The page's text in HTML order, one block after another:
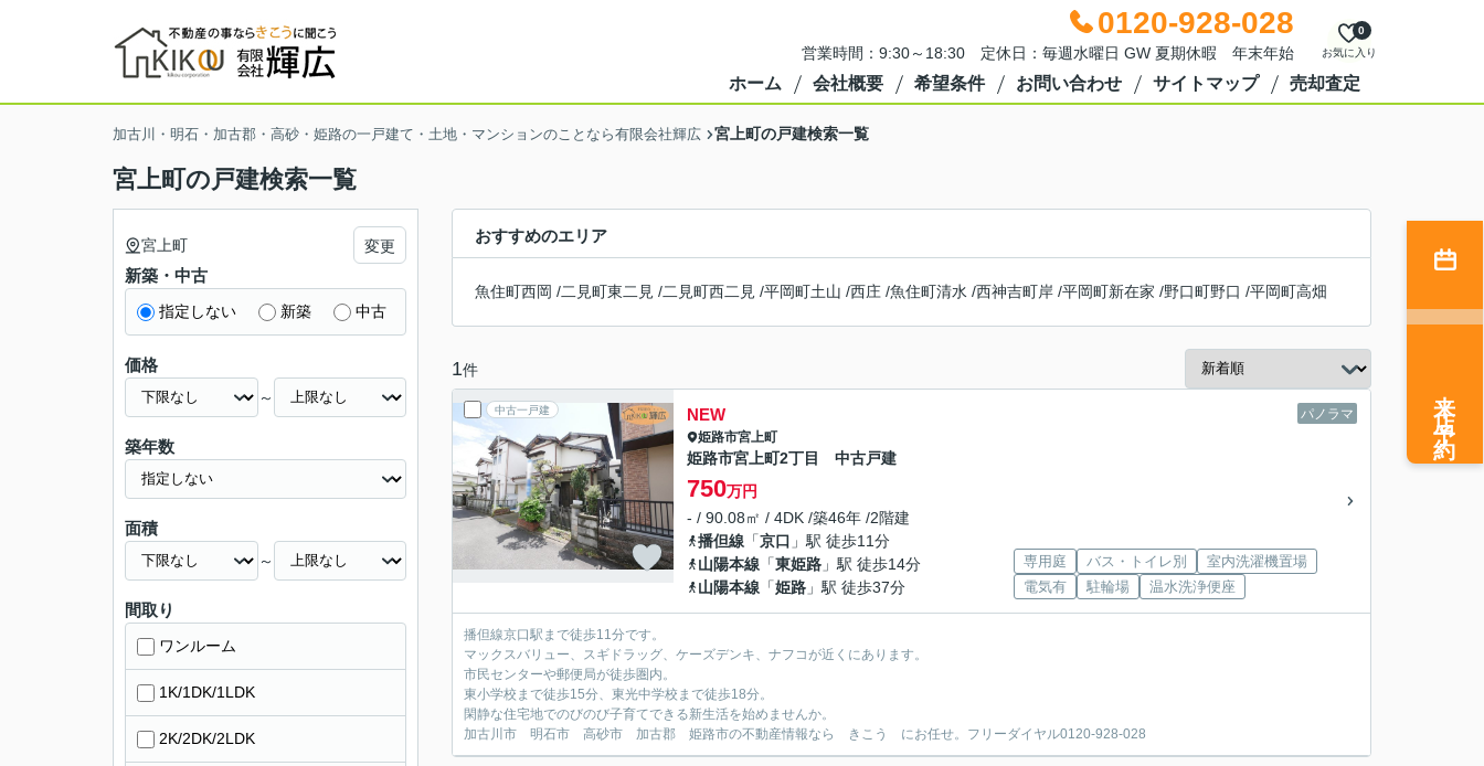
0120-928-028
営業時間：9:30～18:30 定休日：毎週水曜日 GW 夏期休暇 年末年始 お気に入り
0
ホーム 会社概要 希望条件 お問い合わせ サイトマップ 売却査定
加古川・明石・加古郡・高砂・姫路の一戸建て・土地・マンションのことなら有限会社輝広 宮上町の戸建検索一覧
宮上町の戸建検索一覧
おすすめのエリア
魚住町西岡 /二見町東二見 /二見町西二見 /平岡町土山 /西庄 /魚住町清水 /西神吉町岸 /平岡町新在家 /野口町野口 /平岡町高畑
1件
中古一戸建 パノラマ
NEW
姫路市宮上町
姫路市宮上町2丁目 中古戸建
750万円
- / 90.08㎡ / 4DK /築46年 /2階建
播但線 「京口 」駅 徒歩11分
山陽本線 「東姫路 」駅 徒歩14分
山陽本線 「姫路 」駅 徒歩37分
専用庭 バス・トイレ別
室内洗濯機置場
電気有
駐輪場 温水洗浄便座
播但線京口駅まで徒歩11分です。
マックスバリュー、スギドラッグ、ケーズデンキ、ナフコが近くにあります。
市民センターや郵便局が徒歩圏内。
東小学校まで徒歩15分、東光中学校まで徒歩18分。
閑静な住宅地でのびのび子育てできる新生活を始めませんか。
加古川市 明石市 高砂市 加古郡 姫路市の不動産情報なら きこう にお任せ。フリーダイヤル0120-928-028
宮上町 変更
新築・中古
指定しない 新築 中古
価格
～
築年数
面積
～
間取り
ワンルーム
1K/1DK/1LDK
2K/2DK/2LDK
来店予約